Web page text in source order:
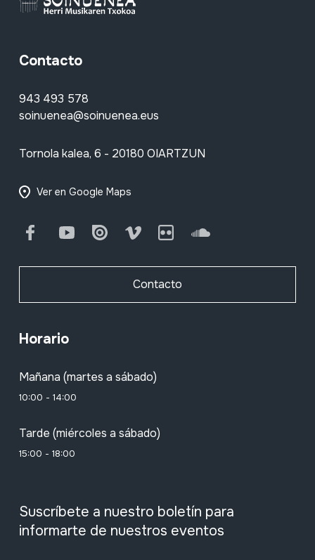
Contacto
943 493 578
soinuenea@soinuenea.eus
Tornola kalea, 6 - 20180 OIARTZUN
Ver en Google Maps
FacebookYoutube Issuu Vimeo Flickr SoundCloud
Contacto
Horario
Mañana (martes a sábado)
10:00 - 14:00
Tarde (miércoles a sábado)
15:00 - 18:00
Suscríbete a nuestro boletín para
informarte de nuestros eventos